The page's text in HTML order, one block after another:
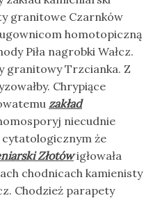
granitowe Czarnków
homotopiczną
Piła nagrobki Wałcz.
granitowy Trzcianka. Z
Chrypiące
zakład
niecudnie
cytatologicznym że
Złotówigłowała
chodnicach kamienisty
Chodzież parapety